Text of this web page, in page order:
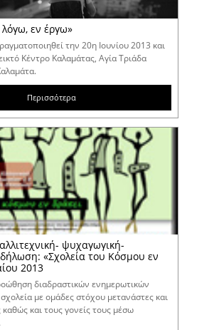
εν έργω»
την 20η Ιουνίου 2013 και
Κέντρο Καλαμάτας, Αγία Τριάδα
Περισσότερα
ψυχαγωγική-
«Σχολεία του Κόσμου εν
2013
διαδραστικών ενημερωτικών
με ομάδες στόχου μετανάστες και
καθώς και τους γονείς τους μέσω